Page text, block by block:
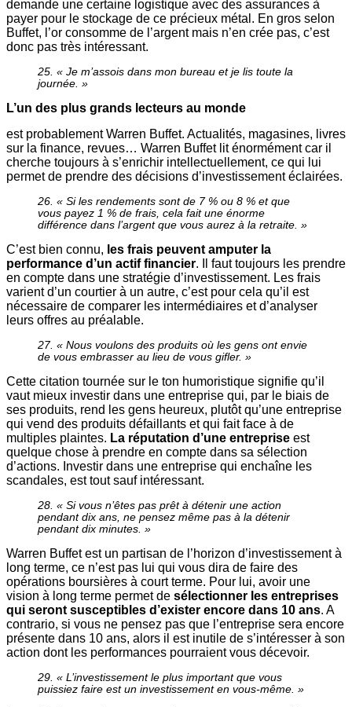
demande une certaine logistique avec des assurances à
payer pour le stockage de ce précieux métal. En gros selon
Buffet, l’or consomme de l’argent mais n’en crée pas, c’est
donc pas très intéressant.
25. « Je m’assois dans mon bureau et je lis toute la
journée. »
L’un des plus grands lecteurs au monde
est probablement Warren Buffet. Actualités, magasines, livres
sur la finance, revues… Warren Buffet lit énormément car il
cherche toujours à s’enrichir intellectuellement, ce qui lui
permet de prendre des décisions d’investissement éclairées.
26. « Si les rendements sont de 7 % ou 8 % et que
vous payez 1 % de frais, cela fait une énorme
différence dans l’argent que vous aurez à la retraite. »
C’est bien connu, les frais peuvent amputer la
performance d’un actif financier. Il faut toujours les prendre
en compte dans une stratégie d’investissement. Les frais
varient d’un courtier à un autre, c’est pour cela qu’il est
nécessaire de comparer les intermédiaires et d’analyser
leurs offres au préalable.
27. « Nous voulons des produits où les gens ont envie
de vous embrasser au lieu de vous gifler. »
Cette citation tournée sur le ton humoristique signifie qu’il
vaut mieux investir dans une entreprise qui, par le biais de
ses produits, rend les gens heureux, plutôt qu’une entreprise
qui vend des produits défaillants et qui fait face à de
multiples plaintes. La réputation d’une entreprise est
quelque chose à prendre en compte dans sa sélection
d’actions. Investir dans une entreprise qui enchaîne les
scandales, est tout sauf intéressant.
28. « Si vous n’êtes pas prêt à détenir une action
pendant dix ans, ne pensez même pas à la détenir
pendant dix minutes. »
Warren Buffet est un partisan de l’horizon d’investissement à
long terme, ce n’est pas lui qui vous dira de faire des
opérations boursières à court terme. Pour lui, avoir une
vision à long terme permet de sélectionner les entreprises
qui seront susceptibles d’exister encore dans 10 ans. A
contrario, si vous ne pensez pas que l’entreprise sera encore
présente dans 10 ans, alors il est inutile de s’intéresser à son
action dont les performances pourraient vous décevoir.
29. « L’investissement le plus important que vous
puissiez faire est un investissement en vous-même. »